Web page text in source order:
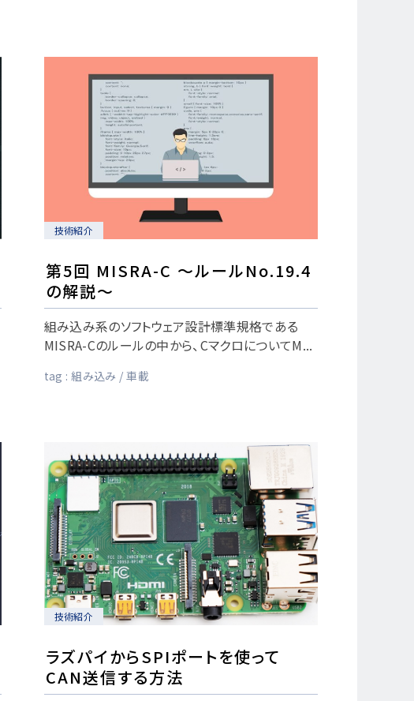
技術紹介
第5回 MISRA-C ～ルールNo.19.4
の解説～
組み込み系のソフトウェア設計標準規格である
MISRA-Cのルールの中から、CマクロについてM...
tag :組み込み 車載
技術紹介
ラズパイからSPIポートを使って
CAN送信する方法